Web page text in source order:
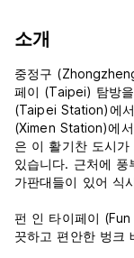
소개
중정구
페이 (Taipei) 탐방
(Taipei Station)에
(Ximen Station)에
은 이 활기찬 도시
있습니다. 근처에
가판대들이 있어 식
펀 인 타이페이
끗하고 편안한 벙크